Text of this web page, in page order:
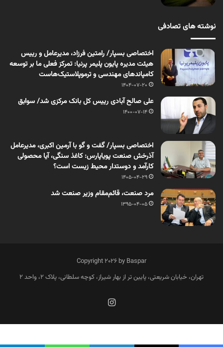
نوشته های تصادفی
اختصاصی بسپار/ رامتین فرزاد، مدیرعامل و رییس
هیئت مدیره پایون پلیمر پرنیا: تمرکز فعلی ما بر توسعه
کامپاندهای مهندسی و ترموپلاستیک‌هاست
1404-07-20
علی صالح آبادی رییس کل بانک مرکزی شد/ سوابق
1400-07-14
اختصاصی بسپار/ گفت و گو با آرمین اکبری، مدیرعامل
آذرخش صنعت پویاپارس: کاغذ سنگی، آیا محصولی
کارآمد و دوستدار محیط زیست است؟
1405-04-29
مرد صنعت، قائم‌‌مقام وزیر صنعت شد
1395-04-05
Copyright 2026 by Baspar
تهران، خیابان شریعتی، پایین تر از بهار شیراز، کوچه سلطانی، پلاک 2، واحد 2